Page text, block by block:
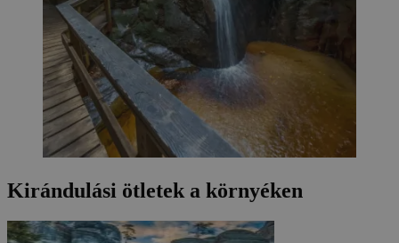
Kirándulási ötletek a környéken